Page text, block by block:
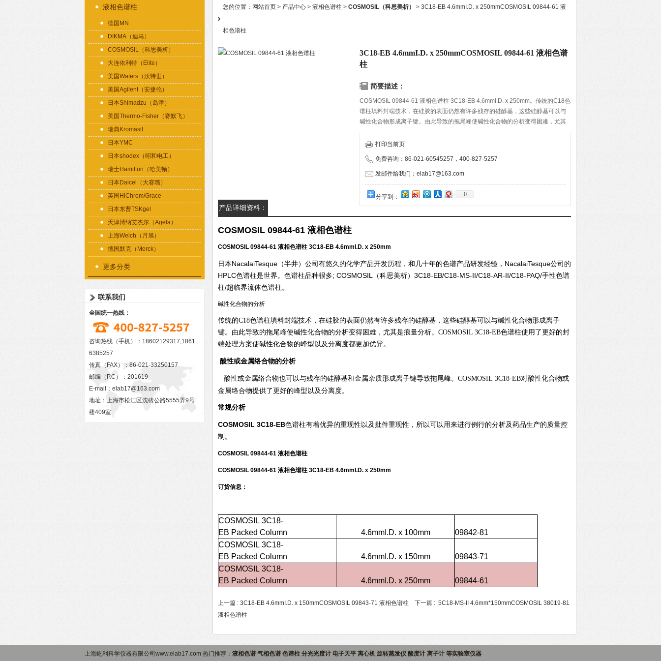
液相色谱柱
德国MN
DIKMA（迪马）
COSMOSIL（科思美析）
大连依利特（Elite）
美国Waters（沃特世）
美国Agilent（安捷伦）
日本Shimadzu（岛津）
美国Thermo-Fisher（赛默飞）
瑞典Kromasil
日本YMC
日本shodex（昭和电工）
瑞士Hamilton（哈美顿）
日本Daicel（大赛璐）
英国HiChrom/Grace
日本东曹TSKgel
天津博纳艾杰尔（Agela）
上海Welch（月旭）
德国默克（Merck）
更多分类
联系我们
全国统一热线：
咨询热线（手机）：18602129317,1861
6385257
传真（FAX）：86-021-33250157
邮编（P.C）：201619
E-mail： elab17@163.com
地址：上海市松江区沈砖公路5555弄9号
楼409室
您的位置： 网站首页 > 产品中心 > 液相色谱柱 > COSMOSIL（科思美析） > 3C18-EB 4.6mmI.D. x 250mmCOSMOSIL 09844-61 液
相色谱柱
3C18-EB 4.6mmI.D. x 250mmCOSMOSIL 09844-61 液相色谱
柱
简要描述：
COSMOSIL 09844-61 液相色谱柱 3C18-EB 4.6mmI.D. x 250mm。传统的C18色
谱柱填料封端技术，在硅胶的表面仍然有许多残存的硅醇基，这些硅醇基可以与
碱性化合物形成离子键。由此导致的拖尾峰使碱性化合物的分析变得困难，尤其
是痕量分析。COSMOSIL 3C18-EB色谱柱使用了更好的封端处理方案使碱性化合
物的峰型以及分离度都更加优异。
打印当前页
免费咨询：86-021-60545257，400-827-5257
发邮件给我们：elab17@163.com
分享到： 0
产品详细资料：
COSMOSIL 09844-61 液相色谱柱
COSMOSIL 09844-61 液相色谱柱 3C18-EB 4.6mmI.D. x 250mm
日本NacalaiTesque（半井）公司有悠久的化学产品开发历程，和几十年的色谱产品研发经验，NacalaiTesque公司的
HPLC色谱柱是世界。色谱柱品种很多; COSMOSIL（科思美析）3C18-EB/C18-MS-II/C18-AR-II/C18-PAQ/手性色谱
柱/超临界流体色谱柱。
碱性化合物的分析
传统的C18色谱柱填料封端技术，在硅胶的表面仍然有许多残存的硅醇基，这些硅醇基可以与碱性化合物形成离子
键。由此导致的拖尾峰使碱性化合物的分析变得困难，尤其是痕量分析。COSMOSIL 3C18-EB色谱柱使用了更好的封
端处理方案使碱性化合物的峰型以及分离度都更加优异。
酸性或金属络合物的分析
酸性或金属络合物也可以与残存的硅醇基和金属杂质形成离子键导致拖尾峰。 COSMOSIL 3C18-EB对酸性化合物或
金属络合物提供了更好的峰型以及分离度。
常规分析
COSMOSIL 3C18-EB色谱柱有着优异的重现性以及批件重现性，所以可以用来进行例行的分析及药品生产的质量控
制。
COSMOSIL 09844-61 液相色谱柱
COSMOSIL 09844-61 液相色谱柱 3C18-EB 4.6mmI.D. x 250mm
订货信息：
COSMOSIL 3C18-
EB Packed Column
4.6mmI.D. x 100mm
09842-81
COSMOSIL 3C18-
EB Packed Column
4.6mmI.D. x 150mm
09843-71
COSMOSIL 3C18-
EB Packed Column
4.6mmI.D. x 250mm 09844-61
上一篇 : 3C18-EB 4.6mmI.D. x 150mmCOSMOSIL 09843-71 液相色谱柱 下一篇 : 5C18-MS-II 4.6mm*150mmCOSMOSIL 38019-81
液相色谱柱
上海屹利科学仪器有限公司www.elab17.com 热门推荐： 液相色谱 气相色谱 色谱柱 分光光度计 电子天平 离心机 旋转蒸发仪 酸度计 离子计 等实验室仪器